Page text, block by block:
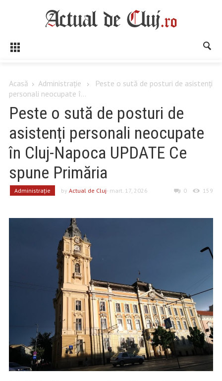
Acasă Administrație
Peste o sută de posturi de asistenți
personali neocupate î...
Peste o sută de posturi de
asistenți personali neocupate
în Cluj-Napoca UPDATE Ce
spune Primăria
Administrație by Actual de Cluj- mart. 17, 2026 0 159